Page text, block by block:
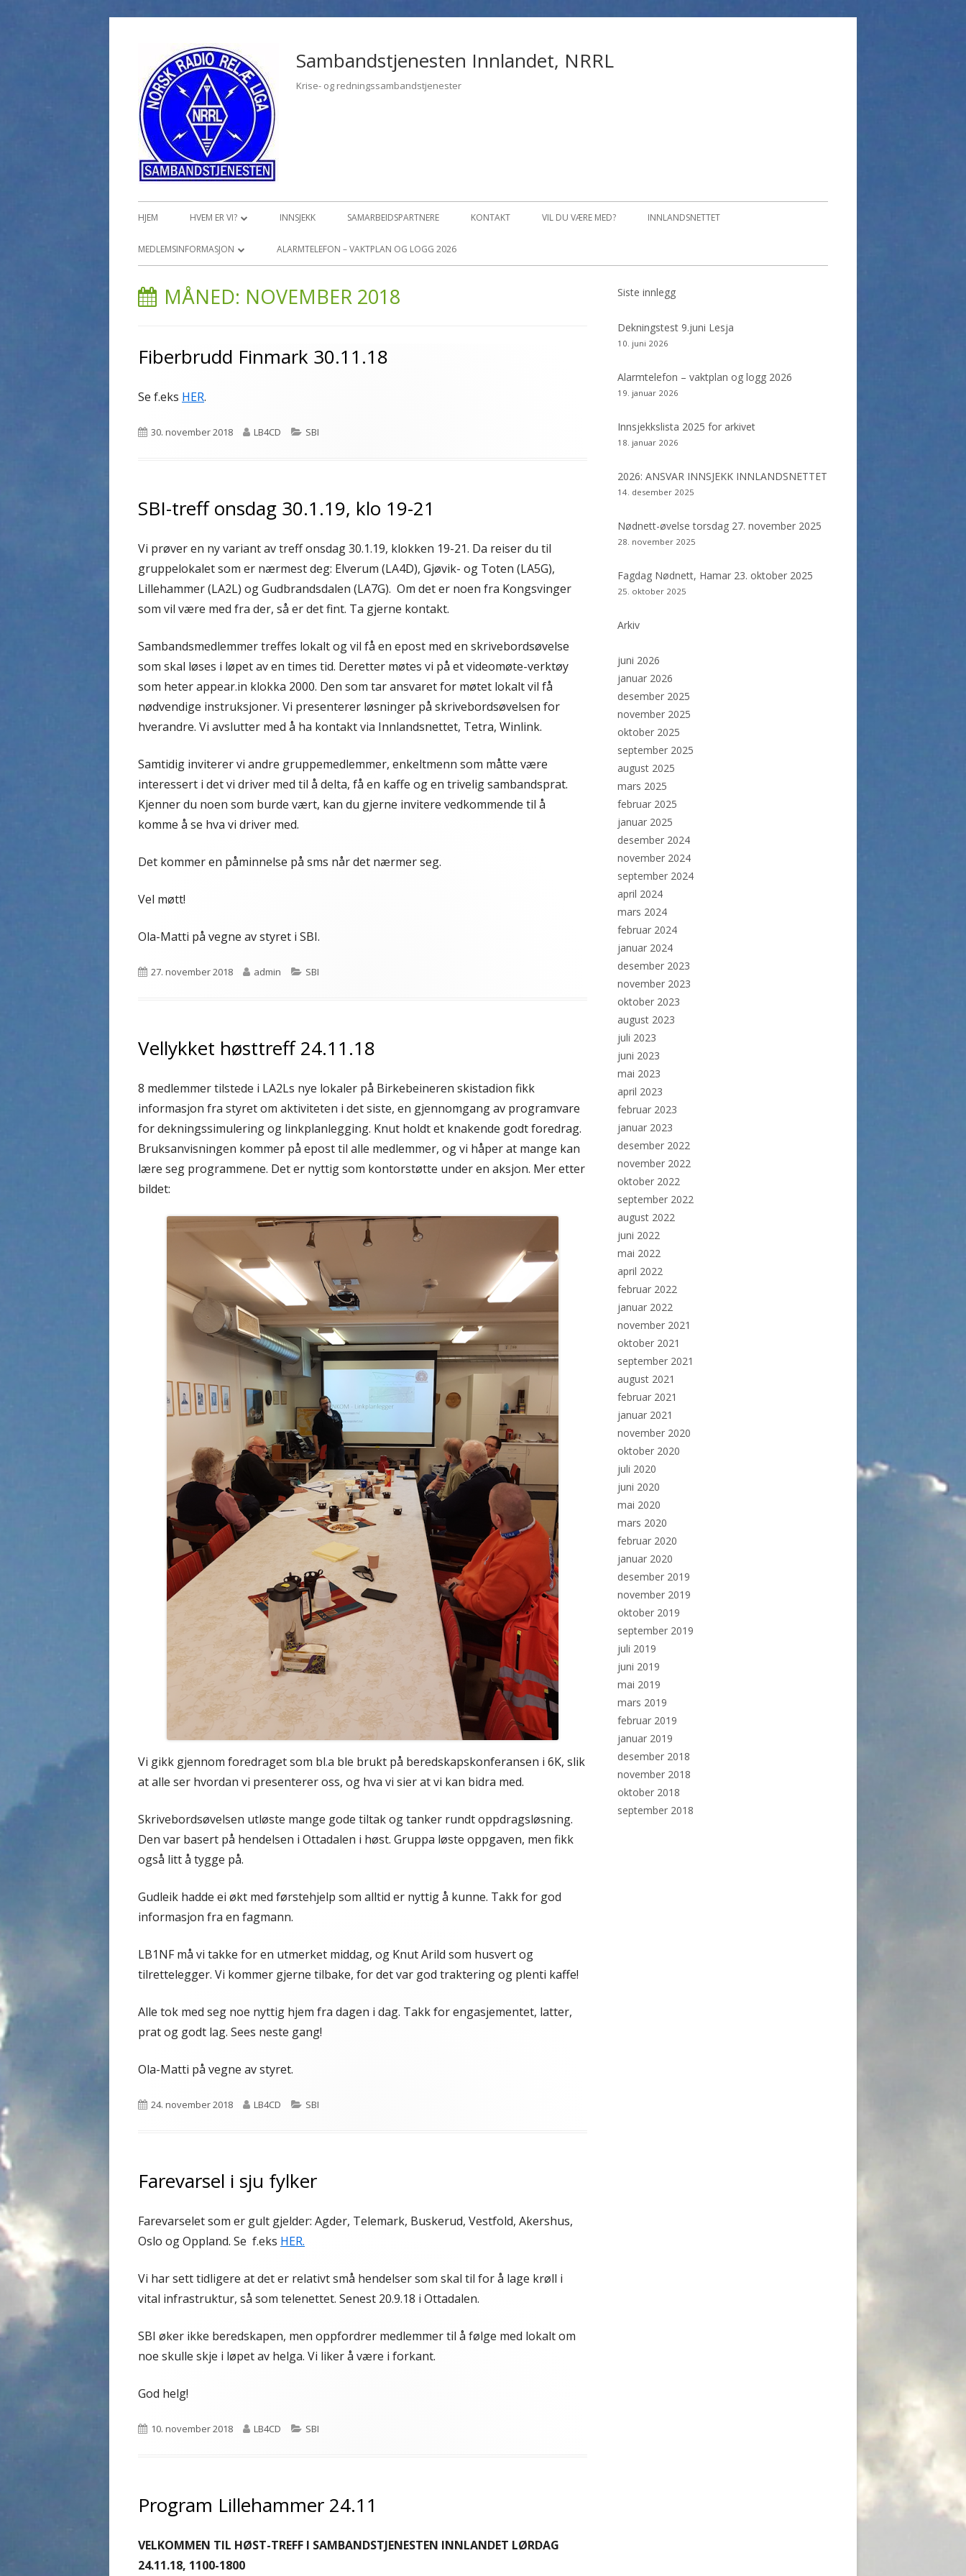
Sambandstjenesten Innlandet, NRRL
Krise- og redningssambandstjenester
Primærmeny
HJEM HVEM ER VI?
ØVELSER, KURS OG OPPLÆRING
INNSJEKK SAMARBEIDSPARTNERE KONTAKT VIL DU VÆRE MED? INNLANDSNETTET
MEDLEMSINFORMASJON ALARMTELEFON – VAKTPLAN OG LOGG 2026
MÅNED: NOVEMBER 2018
Fiberbrudd Finmark 30.11.18
Se f.eks HER.
Publisert
30. november 2018 Forfatter
LB4CD Kategorier
SBI
SBI-treff onsdag 30.1.19, klo 19-21
Vi prøver en ny variant av treff onsdag 30.1.19, klokken 19-21. Da reiser du til
gruppelokalet som er nærmest deg: Elverum (LA4D), Gjøvik- og Toten (LA5G),
Lillehammer (LA2L) og Gudbrandsdalen (LA7G). Om det er noen fra Kongsvinger
som vil være med fra der, så er det fint. Ta gjerne kontakt.
Sambandsmedlemmer treffes lokalt og vil få en epost med en skrivebordsøvelse
som skal løses i løpet av en times tid. Deretter møtes vi på et videomøte-verktøy
som heter appear.in klokka 2000. Den som tar ansvaret for møtet lokalt vil få
nødvendige instruksjoner. Vi presenterer løsninger på skrivebordsøvelsen for
hverandre. Vi avslutter med å ha kontakt via Innlandsnettet, Tetra, Winlink.
Samtidig inviterer vi andre gruppemedlemmer, enkeltmenn som måtte være
interessert i det vi driver med til å delta, få en kaffe og en trivelig sambandsprat.
Kjenner du noen som burde vært, kan du gjerne invitere vedkommende til å
komme å se hva vi driver med.
Det kommer en påminnelse på sms når det nærmer seg.
Vel møtt!
Ola-Matti på vegne av styret i SBI.
Publisert
27. november 2018 Forfatter
admin Kategorier
SBI
Vellykket høsttreff 24.11.18
8 medlemmer tilstede i LA2Ls nye lokaler på Birkebeineren skistadion fikk
informasjon fra styret om aktiviteten i det siste, en gjennomgang av programvare
for dekningssimulering og linkplanlegging. Knut holdt et knakende godt foredrag.
Bruksanvisningen kommer på epost til alle medlemmer, og vi håper at mange kan
lære seg programmene. Det er nyttig som kontorstøtte under en aksjon. Mer etter
bildet:
Vi gikk gjennom foredraget som bl.a ble brukt på beredskapskonferansen i 6K, slik
at alle ser hvordan vi presenterer oss, og hva vi sier at vi kan bidra med.
Skrivebordsøvelsen utløste mange gode tiltak og tanker rundt oppdragsløsning.
Den var basert på hendelsen i Ottadalen i høst. Gruppa løste oppgaven, men fikk
også litt å tygge på.
Gudleik hadde ei økt med førstehjelp som alltid er nyttig å kunne. Takk for god
informasjon fra en fagmann.
LB1NF må vi takke for en utmerket middag, og Knut Arild som husvert og
tilrettelegger. Vi kommer gjerne tilbake, for det var god traktering og plenti kaffe!
Alle tok med seg noe nyttig hjem fra dagen i dag. Takk for engasjementet, latter,
prat og godt lag. Sees neste gang!
Ola-Matti på vegne av styret.
Publisert
24. november 2018 Forfatter
LB4CD Kategorier
SBI
Farevarsel i sju fylker
Farevarselet som er gult gjelder: Agder, Telemark, Buskerud, Vestfold, Akershus,
Oslo og Oppland. Se f.eks HER.
Vi har sett tidligere at det er relativt små hendelser som skal til for å lage krøll i
vital infrastruktur, så som telenettet. Senest 20.9.18 i Ottadalen.
SBI øker ikke beredskapen, men oppfordrer medlemmer til å følge med lokalt om
noe skulle skje i løpet av helga. Vi liker å være i forkant.
God helg!
Publisert
10. november 2018 Forfatter
LB4CD Kategorier
SBI
Program Lillehammer 24.11
VELKOMMEN TIL HØST-TREFF I SAMBANDSTJENESTEN INNLANDET LØRDAG
24.11.18, 1100-1800
Primær
sidekolonne
Siste innlegg
Dekningstest 9.juni Lesja
10. juni 2026
Alarmtelefon – vaktplan og logg 2026
19. januar 2026
Innsjekkslista 2025 for arkivet
18. januar 2026
2026: ANSVAR INNSJEKK INNLANDSNETTET
14. desember 2025
Nødnett-øvelse torsdag 27. november 2025
28. november 2025
Fagdag Nødnett, Hamar 23. oktober 2025
25. oktober 2025
Arkiv
juni 2026
januar 2026
desember 2025
november 2025
oktober 2025
september 2025
august 2025
mars 2025
februar 2025
januar 2025
desember 2024
november 2024
september 2024
april 2024
mars 2024
februar 2024
januar 2024
desember 2023
november 2023
oktober 2023
august 2023
juli 2023
juni 2023
mai 2023
april 2023
februar 2023
januar 2023
desember 2022
november 2022
oktober 2022
september 2022
august 2022
juni 2022
mai 2022
april 2022
februar 2022
januar 2022
november 2021
oktober 2021
september 2021
august 2021
februar 2021
januar 2021
november 2020
oktober 2020
juli 2020
juni 2020
mai 2020
mars 2020
februar 2020
januar 2020
desember 2019
november 2019
oktober 2019
september 2019
juli 2019
juni 2019
mai 2019
mars 2019
februar 2019
januar 2019
desember 2018
november 2018
oktober 2018
september 2018